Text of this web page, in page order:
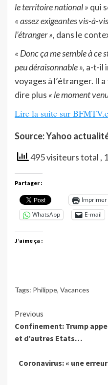
le territoire national » qui
« assez exigeantes vis-à-
l’étranger », dans le
« Donc ça me semble à ce
peu déraisonnable », a-t-il
voyages à l’étranger. Il
dire plus « le moment
Lire la suite sur
Source: Yahoo
495 visiteurs total ,
Partager :
Imprimer
WhatsApp
E-mail
J’aime ça :
Tags: Philippe, Vacances
Continue
Reading
Previous
Confinement: Trump
et d’autres Etats…
Coronavirus: « une